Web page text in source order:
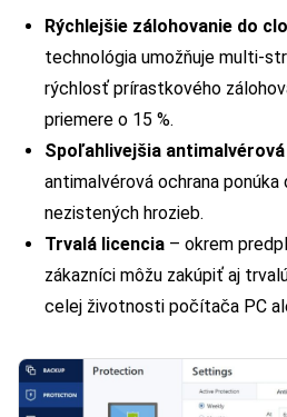
Rýchlejšie zálohovanie do
technológia umožňuje multi-
rýchlosť prírastkového
priemere o 15 %.
Spoľahlivejšia
antimalvérová ochrana
nezistených hrozieb.
Trvalá licencia – okrem
zákazníci môžu zakúpiť aj
celej životnosti počítača PC